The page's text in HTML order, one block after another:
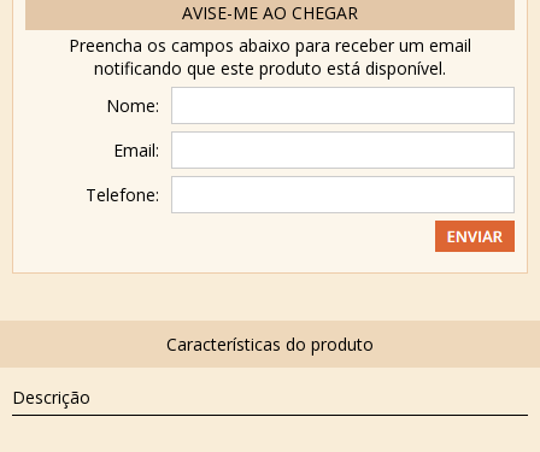
AVISE-ME AO CHEGAR
Preencha os campos abaixo para receber um email
notificando que este produto está disponível.
Nome:
Email:
Telefone:
Descrição